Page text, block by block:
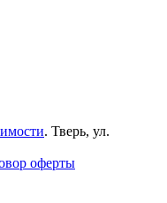
. Тверь, ул.
оферты